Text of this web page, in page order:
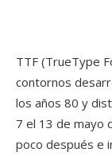
TTF (TrueType
contornos
los años 80 y
7 el 13 de mayo
poco después e